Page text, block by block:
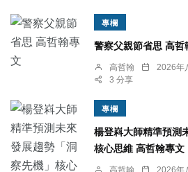
專欄
警察父親節省思 高哲
高哲翰 2026年
3 分享
專欄
楊登嵙大師精準預測
核心思維 高哲翰專文
高哲翰 2026年